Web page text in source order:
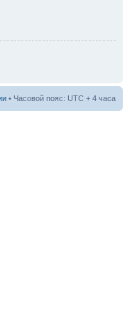
• Часовой пояс: UTC + 4 часа